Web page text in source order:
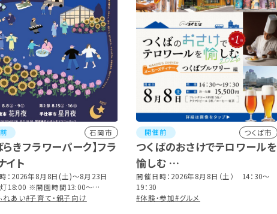
石岡市
らきフラワーパーク】フラ
イト
：2026年8月8日(土)～8月23日
18:00 ※開園時間13:00～
終入園20:00)
れあい#子育て・親子向け
開催前 つくば市
つくばのおさけでテロワールを
愉しむ
メーカーズディナー つくばブ
ルワリー編
開催日時：2026年8月8日（土） 14：30～
19：30
#体験・参加#グルメ